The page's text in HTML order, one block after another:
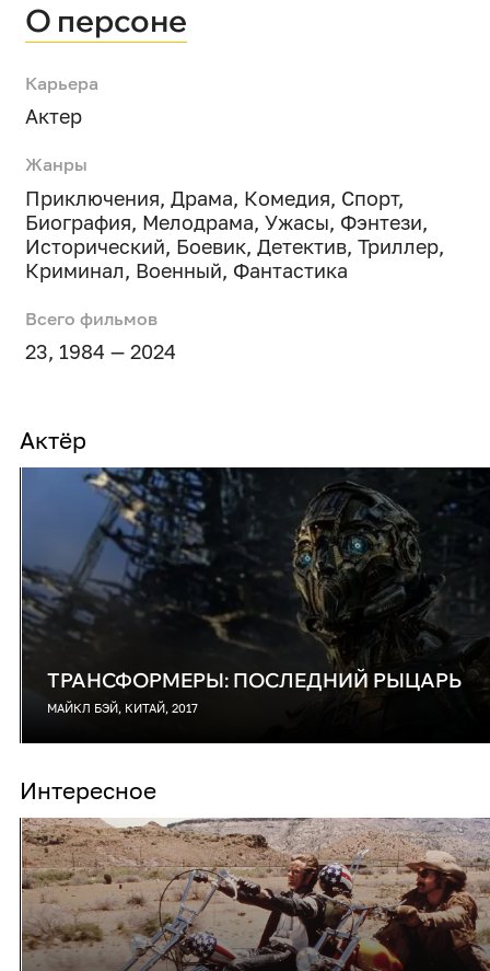
О персоне
Карьера
Актер
Жанры
Приключения, Драма, Комедия, Спорт,
Биография, Мелодрама, Ужасы, Фэнтези,
Исторический, Боевик, Детектив, Триллер,
Криминал, Военный, Фантастика
Всего фильмов
23, 1984 — 2024
Актёр
ТРАНСФОРМЕРЫ: ПОСЛЕДНИЙ РЫЦАРЬ
МАЙКЛ БЭЙ, КИТАЙ, 2017
Интересное